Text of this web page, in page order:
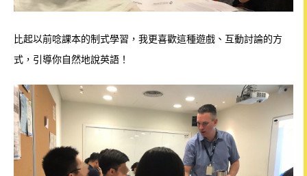
比起以前唸課本的制式學習，我更喜歡這種遊戲、互動討論的方
式，引導你自然地說英語！